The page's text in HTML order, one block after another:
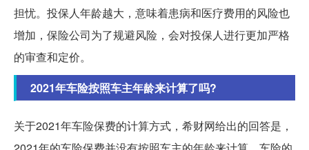
担忧。投保人年龄越大，意味着患病和医疗费用的风险也
增加，保险公司为了规避风险，会对投保人进行更加严格
的审查和定价。
2021年车险按照车主年龄来计算了吗?
关于2021年车险保费的计算方式，希财网给出的回答是，